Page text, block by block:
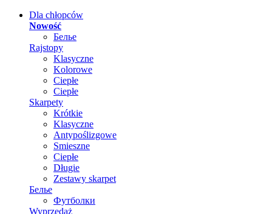
Dla chłopców
Nowość
Белье
Rajstopy
Klasyczne
Kolorowe
Ciepłe
Ciepłe
Skarpety
Krótkie
Klasyczne
Antypoślizgowe
Smieszne
Ciepłe
Długie
Zestawy skarpet
Белье
Футболки
Wyprzedaż